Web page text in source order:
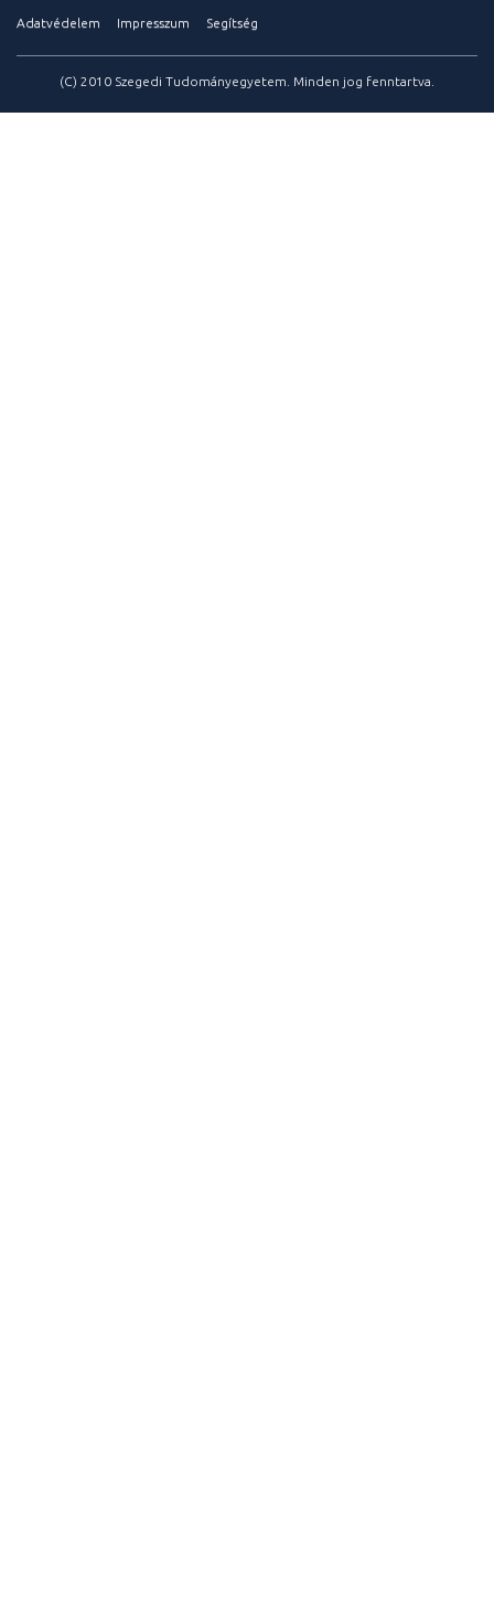
Adatvédelem Impresszum Segítség
(C) 2010 Szegedi Tudományegyetem. Minden jog fenntartva.